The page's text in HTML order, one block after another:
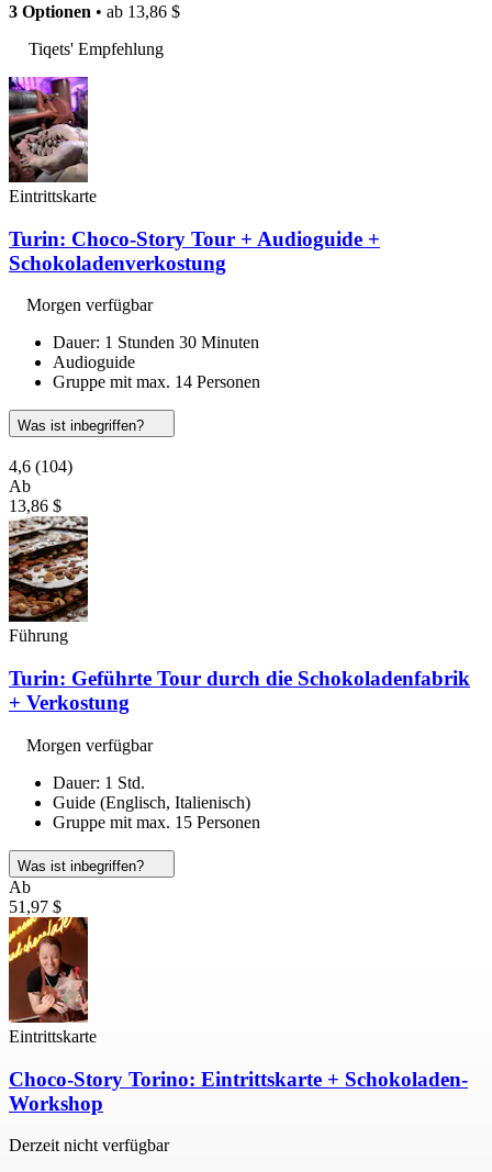
3 Optionen • ab 13,86 $
Tiqets' Empfehlung
Eintrittskarte
Turin: Choco-Story Tour + Audioguide +
Schokoladenverkostung
Morgen verfügbar
Dauer: 1 Stunden 30 Minuten
Audioguide
Gruppe mit max. 14 Personen
Was ist inbegriffen?
4,6 (104)
Ab
13,86 $
Führung
Turin: Geführte Tour durch die Schokoladenfabrik
+ Verkostung
Morgen verfügbar
Dauer: 1 Std.
Guide (Englisch, Italienisch)
Gruppe mit max. 15 Personen
Was ist inbegriffen?
Ab
51,97 $
Eintrittskarte
Choco-Story Torino: Eintrittskarte + Schokoladen-
Workshop
Derzeit nicht verfügbar